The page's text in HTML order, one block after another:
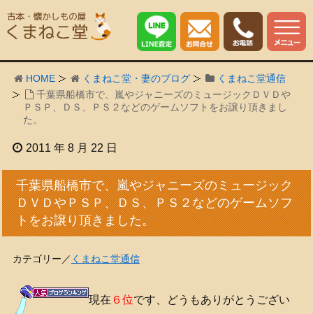
HOME くまねこ堂・妻のブログ
くまねこ堂通信
千葉県船橋市で、嵐やジャニーズのミュージックＤＶＤや
ＰＳＰ、ＤＳ、ＰＳ２などのゲームソフトをお譲り頂きまし
た。
2011 年 8 月 22 日
千葉県船橋市で、嵐やジャニーズのミュージック
ＤＶＤやＰＳＰ、ＤＳ、ＰＳ２などのゲームソフ
トをお譲り頂きました。
カテゴリー／ くまねこ堂通信
現在 ６位です、どうもありがとうござい